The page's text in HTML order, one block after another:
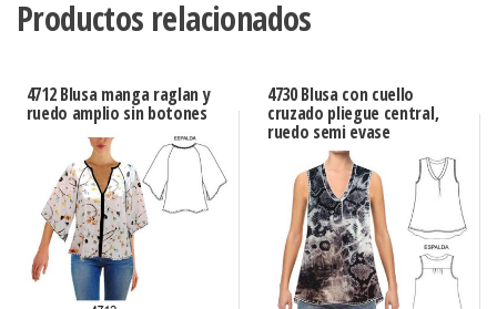
Productos relacionados
4712 Blusa manga raglan y
ruedo amplio sin botones
4730 Blusa con cuello
cruzado pliegue central,
ruedo semi evase